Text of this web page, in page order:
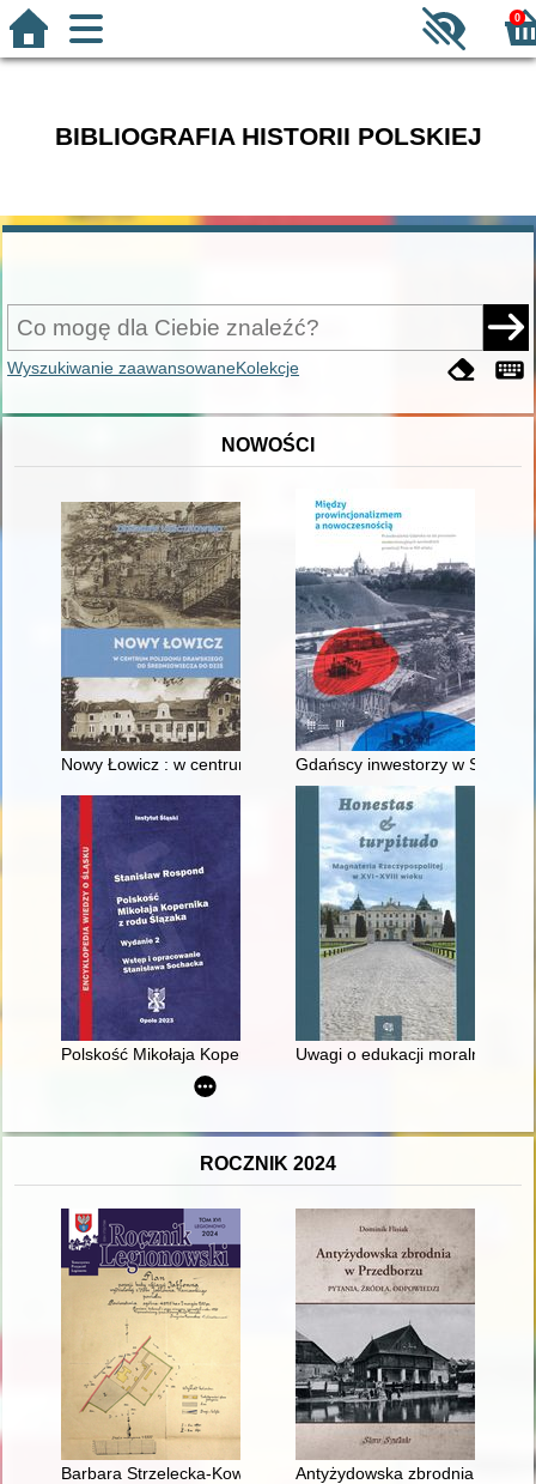
0
BIBLIOGRAFIA HISTORII POLSKIEJ
Wyszukiwanie zaawansowaneKolekcje
NOWOŚCI
Nowy Łowicz : w centrum poligonu drawskiego od
Gdańscy inwestorzy w
Polskość Mikołaja Kopernika z rodu ŚlązakaUwagi o edukacji moralnej
ROCZNIK 2024
Barbara Strzelecka-Kowalówka (1938-2024) : wspomnienie
Antyżydowska zbrodnia w